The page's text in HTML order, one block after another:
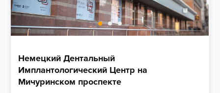
Немецкий Дентальный
Имплантологический Центр на
Мичуринском проспекте